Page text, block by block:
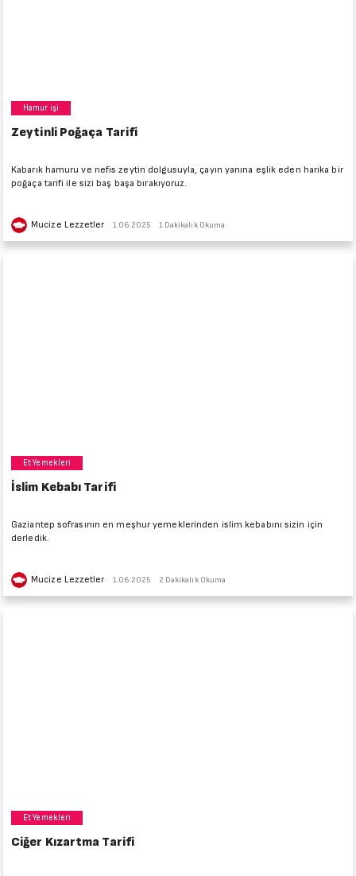
Hamur işi
Zeytinli Poğaça Tarifi
Kabarık hamuru ve nefis zeytin dolgusuyla, çayın yanına eşlik eden harika bir
poğaça tarifi ile sizi baş başa bırakıyoruz.
Mucize Lezzetler 1.06.2025 1 Dakikalık Okuma
Et Yemekleri
İslim Kebabı Tarifi
Gaziantep sofrasının en meşhur yemeklerinden islim kebabını sizin için
derledik.
Mucize Lezzetler 1.06.2025 2 Dakikalık Okuma
Et Yemekleri
Ciğer Kızartma Tarifi